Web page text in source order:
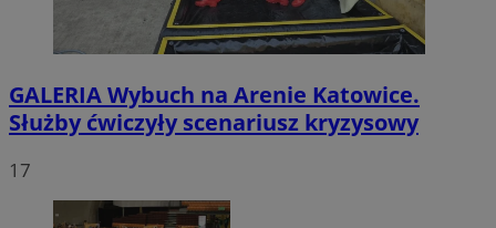
GALERIAWybuch na Arenie Katowice.
Służby ćwiczyły scenariusz kryzysowy
17